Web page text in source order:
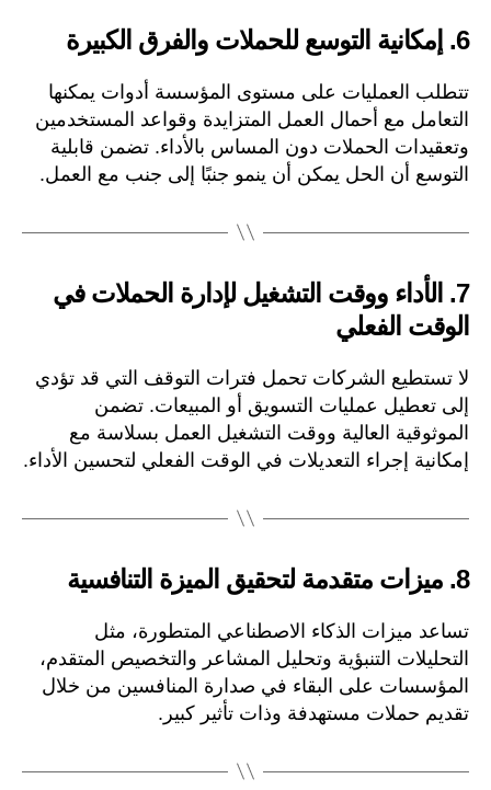
6. إمكانية التوسع للحملات والفرق الكبيرة
تتطلب العمليات على مستوى المؤسسة أدوات يمكنها
التعامل مع أحمال العمل المتزايدة وقواعد المستخدمين
وتعقيدات الحملات دون المساس بالأداء. تضمن قابلية
التوسع أن الحل يمكن أن ينمو جنبًا إلى جنب مع العمل.
7.
الأداء ووقت التشغيل لإدارة الحملات في
الوقت الفعلي
لا تستطيع الشركات تحمل فترات التوقف التي قد تؤدي
إلى تعطيل عمليات التسويق أو المبيعات. تضمن
الموثوقية العالية ووقت التشغيل العمل بسلاسة مع
إمكانية إجراء التعديلات في الوقت الفعلي لتحسين الأداء.
8. ميزات متقدمة لتحقيق الميزة التنافسية
تساعد ميزات الذكاء الاصطناعي المتطورة، مثل
التحليلات التنبؤية وتحليل المشاعر والتخصيص المتقدم،
المؤسسات على البقاء في صدارة المنافسين من خلال
تقديم حملات مستهدفة وذات تأثير كبير.